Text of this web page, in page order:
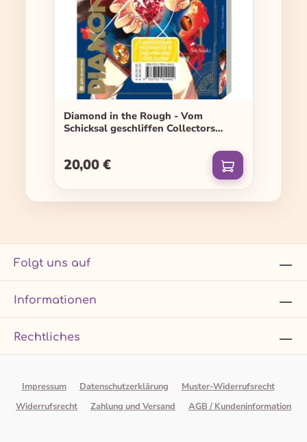
Diamond in the Rough - Vom
Schicksal geschliffen Collectors
Regulärer Preis:
20,00 €
Folgt uns auf
Informationen
Rechtliches
Impressum Datenschutzerklärung
Muster-Widerrufsrecht
Widerrufsrecht
Zahlung und Versand AGB / Kundeninformation